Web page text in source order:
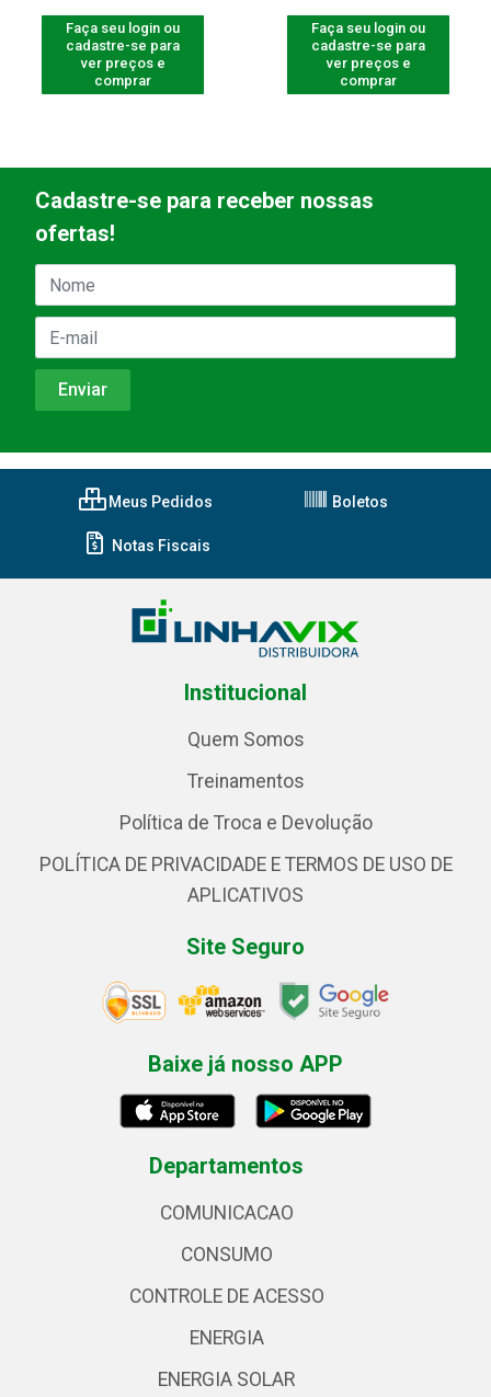
Faça seu login ou
cadastre-se para
ver preços e
comprar
Faça seu login ou
cadastre-se para
ver preços e
comprar
Cadastre-se para receber nossas
ofertas!
Meus Pedidos Boletos
Notas Fiscais
Institucional
Quem Somos
Treinamentos
Política de Troca e Devolução
POLÍTICA DE PRIVACIDADE E TERMOS DE USO DE
APLICATIVOS
Site Seguro
Baixe já nosso APP
Departamentos
COMUNICACAO
CONSUMO
CONTROLE DE ACESSO
ENERGIA
ENERGIA SOLAR